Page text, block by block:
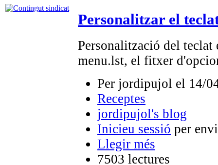
Personalitzar el
Personalització del
menu.lst, el fitxer
Per jordipujol el 14/
Receptes
jordipujol's blog
Inicieu sessió per
Llegir més
7503 lectures